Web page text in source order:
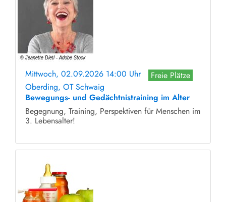
Mittwoch, 02.09.2026 14:00 Uhr
Freie Plätze
Oberding, OT Schwaig
Bewegungs- und Gedächtnistraining im Alter
Begegnung, Training, Perspektiven für Menschen im
3. Lebensalter!